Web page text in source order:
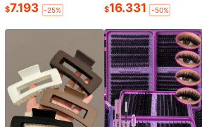
$7.193 -25% $16.331 -50%